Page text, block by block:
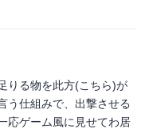
りる物を此方(こちら)が
う仕組みで、出撃させる
応ゲーム風に見せてわ居